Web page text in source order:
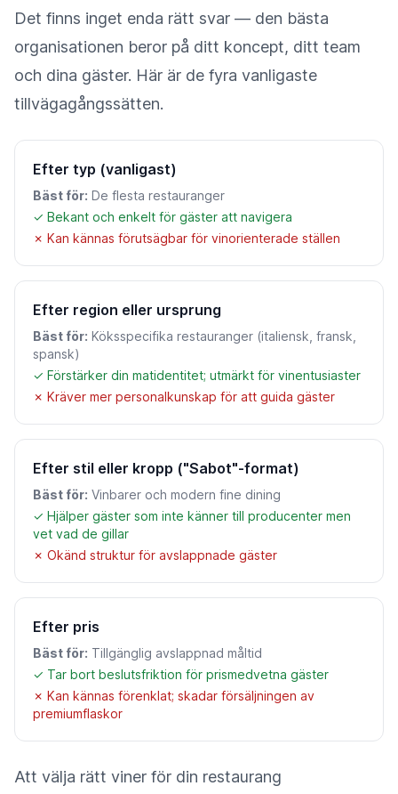
Det finns inget enda rätt svar — den bästa
organisationen beror på ditt koncept, ditt team
och dina gäster. Här är de fyra vanligaste
tillvägagångssätten.
Efter typ (vanligast)
Bäst för: De flesta restauranger
✓ Bekant och enkelt för gäster att navigera
✗ Kan kännas förutsägbar för vinorienterade ställen
Efter region eller ursprung
Bäst för: Köksspecifika restauranger (italiensk, fransk,
spansk)
✓ Förstärker din matidentitet; utmärkt för vinentusiaster
✗ Kräver mer personalkunskap för att guida gäster
Efter stil eller kropp ("Sabot"-format)
Bäst för: Vinbarer och modern fine dining
✓ Hjälper gäster som inte känner till producenter men
vet vad de gillar
✗ Okänd struktur för avslappnade gäster
Efter pris
Bäst för: Tillgänglig avslappnad måltid
✓ Tar bort beslutsfriktion för prismedvetna gäster
✗ Kan kännas förenklat; skadar försäljningen av
premiumflaskor
Att välja rätt viner för din restaurang